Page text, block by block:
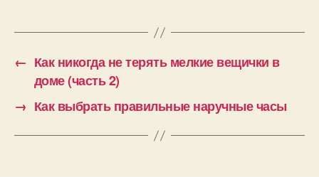
← Как никогда не терять мелкие вещички в
доме (часть 2)
→ Как выбрать правильные наручные часы